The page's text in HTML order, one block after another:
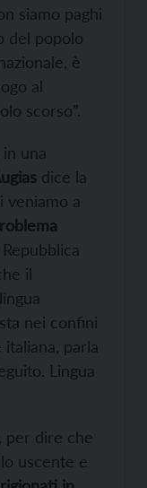
siamo paghi
del popolo
è
al
scorso”.
una
dice la
veniamo a
il
nei confini
parla
Lingua
per dire che
uscente e